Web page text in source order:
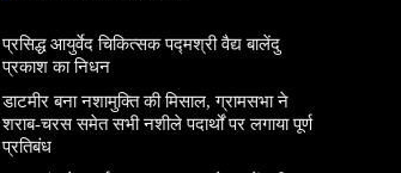
प्रसिद्ध आयुर्वेद चिकित्सक पद्मश्री वैद्य बालेंदु
प्रकाश का निधन
डाटमीर बना नशामुक्ति की मिसाल, ग्रामसभा ने
शराब-चरस समेत सभी नशीले पदार्थों पर लगाया पूर्ण
प्रतिबंध